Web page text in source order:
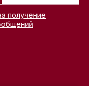
получение